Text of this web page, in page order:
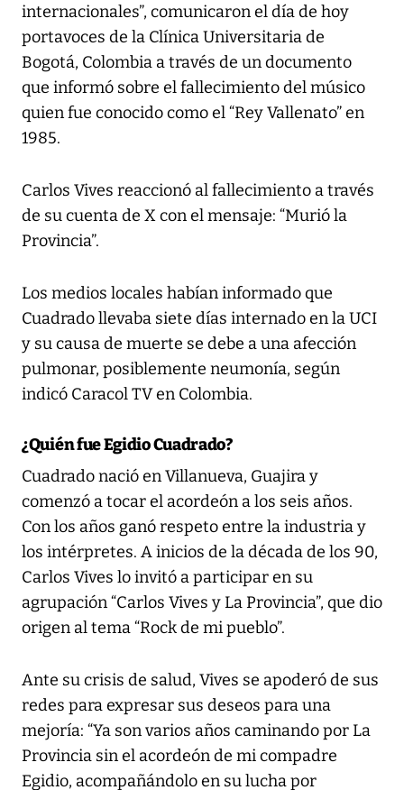
internacionales”, comunicaron el día de hoy
portavoces de la Clínica Universitaria de
Bogotá, Colombia a través de un documento
que informó sobre el fallecimiento del músico
quien fue conocido como el “Rey Vallenato” en
1985.
Carlos Vives reaccionó al fallecimiento a través
de su cuenta de X con el mensaje: “Murió la
Provincia”.
Los medios locales habían informado que
Cuadrado llevaba siete días internado en la UCI
y su causa de muerte se debe a una afección
pulmonar, posiblemente neumonía, según
indicó Caracol TV en Colombia.
¿Quién fue Egidio Cuadrado?
Cuadrado nació en Villanueva, Guajira y
comenzó a tocar el acordeón a los seis años.
Con los años ganó respeto entre la industria y
los intérpretes. A inicios de la década de los 90,
Carlos Vives lo invitó a participar en su
agrupación “Carlos Vives y La Provincia”, que dio
origen al tema “Rock de mi pueblo”.
Ante su crisis de salud, Vives se apoderó de sus
redes para expresar sus deseos para una
mejoría: “Ya son varios años caminando por La
Provincia sin el acordeón de mi compadre
Egidio, acompañándolo en su lucha por